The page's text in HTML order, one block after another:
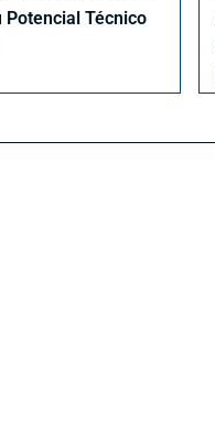
Potencial Técnico